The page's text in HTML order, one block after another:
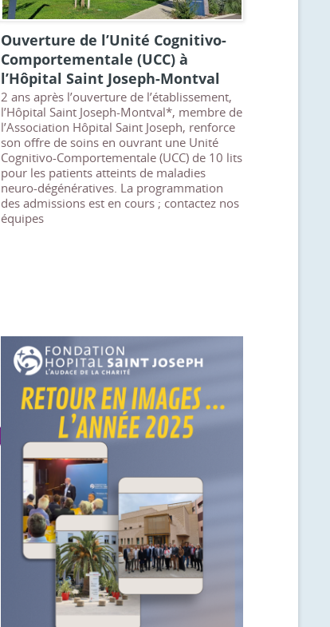
Ouverture de l’Unité Cognitivo-
Comportementale (UCC) à
l’Hôpital Saint Joseph-Montval
2 ans après l’ouverture de l’établissement,
l’Hôpital Saint Joseph‑Montval*, membre de
l’Association Hôpital Saint Joseph, renforce
son offre de soins en ouvrant une Unité
Cognitivo‑Comportementale (UCC) de 10 lits
pour les patients atteints de maladies
neuro-dégénératives. La programmation
des admissions est en cours ; contactez nos
équipes